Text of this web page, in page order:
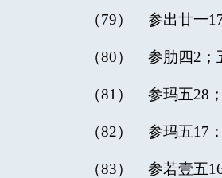
（79） 参出廿一17
（80） 参肋四2；
（81） 参玛五28
（82） 参玛五17
（83） 参若壹五16